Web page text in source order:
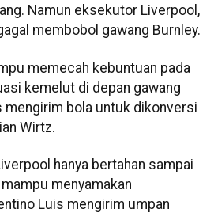
Namun eksekutor Liverpool,
membobol gawang Burnley.
memecah kebuntuan pada
kemelut di depan gawang
mengirim bola untuk dikonversi
Wirtz.
hanya bertahan sampai
menyamakan
Luis mengirim umpan